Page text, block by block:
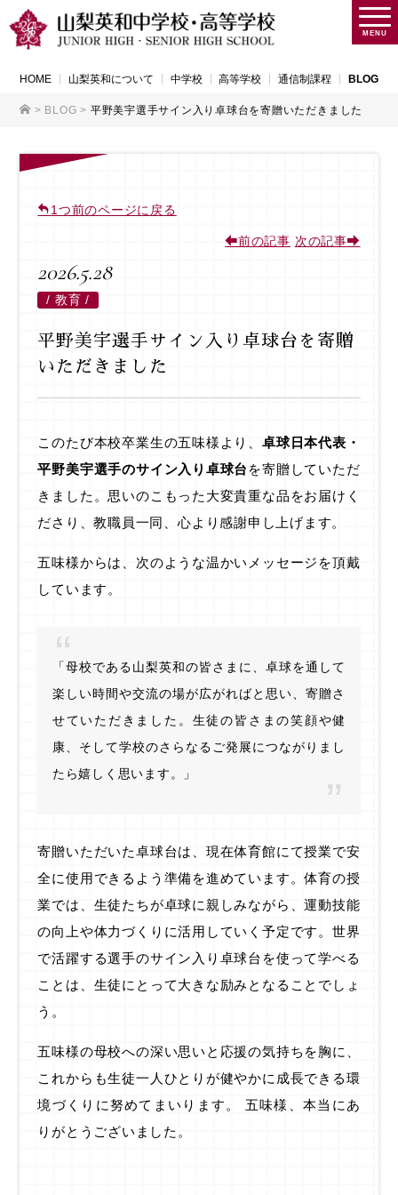
MENU
HOME 山梨英和について 中学校 高等学校 通信制課程 BLOG
> BLOG > 平野美宇選手サイン入り卓球台を寄贈いただきました
1つ前のページに戻る
前の記事 次の記事
2026.5.28
/ 教育 /
平野美宇選手サイン入り卓球台を寄贈
いただきました
このたび本校卒業生の五味様より、卓球日本代表・
平野美宇選手のサイン入り卓球台 を寄贈していただ
きました。思いのこもった大変貴重な品をお届けく
ださり、教職員一同、心より感謝申し上げます。
五味様からは、次のような温かいメッセージを頂戴
しています。
「母校である山梨英和の皆さまに、卓球を通して
楽しい時間や交流の場が広がればと思い、寄贈さ
せていただきました。生徒の皆さまの笑顔や健
康、そして学校のさらなるご発展につながりまし
たら嬉しく思います。」
寄贈いただいた卓球台は、現在体育館にて授業で安
全に使用できるよう準備を進めています。体育の授
業では、生徒たちが卓球に親しみながら、運動技能
の向上や体力づくりに活用していく予定です。世界
で活躍する選手のサイン入り卓球台を使って学べる
ことは、生徒にとって大きな励みとなることでしょ
う。
五味様の母校への深い思いと応援の気持ちを胸に、
これからも生徒一人ひとりが健やかに成長できる環
境づくりに努めてまいります。 五味様、本当にあ
りがとうございました。